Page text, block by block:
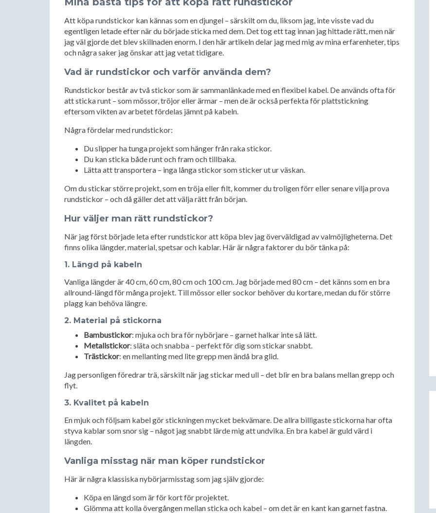
Att köpa rundstickor kan kännas som en djungel – särskilt om du, liksom jag, inte visste vad du
egentligen letade efter när du började sticka med dem. Det tog ett tag innan jag hittade rätt, men när
jag väl gjorde det blev skillnaden enorm. I den här artikeln delar jag med mig av mina erfarenheter, tips
och några saker jag önskar att jag vetat tidigare.
Vad är rundstickor och varför använda dem?
Rundstickor består av två stickor som är sammanlänkade med en flexibel kabel. De används ofta för
att sticka runt – som mössor, tröjor eller ärmar – men de är också perfekta för plattstickning
eftersom vikten av arbetet fördelas jämnt på kabeln.
Några fördelar med rundstickor:
Du slipper ha tunga projekt som hänger från raka stickor.
Du kan sticka både runt och fram och tillbaka.
Lätta att transportera – inga långa stickor som sticker ut ur väskan.
Om du stickar större projekt, som en tröja eller filt, kommer du troligen förr eller senare vilja prova
rundstickor – och då gäller det att välja rätt från början.
Hur väljer man rätt rundstickor?
När jag först började leta efter rundstickor att köpa blev jag överväldigad av valmöjligheterna. Det
finns olika längder, material, spetsar och kablar. Här är några faktorer du bör tänka på:
1. Längd på kabeln
Vanliga längder är 40 cm, 60 cm, 80 cm och 100 cm. Jag började med 80 cm – det känns som en bra
allround-längd för många projekt. Till mössor eller sockor behöver du kortare, medan du för större
plagg kan behöva längre.
2. Material på stickorna
Bambustickor: mjuka och bra för nybörjare – garnet halkar inte så lätt.
Metallstickor: släta och snabba – perfekt för dig som stickar snabbt.
Trästickor: en mellanting med lite grepp men ändå bra glid.
Jag personligen föredrar trä, särskilt när jag stickar med ull – det blir en bra balans mellan grepp och
flyt.
3. Kvalitet på kabeln
En mjuk och följsam kabel gör stickningen mycket bekvämare. De allra billigaste stickorna har ofta
styva kablar som snor sig – något jag snabbt lärde mig att undvika. En bra kabel är guld värd i
längden.
Vanliga misstag när man köper rundstickor
Här är några klassiska nybörjarmisstag som jag själv gjorde:
Köpa en längd som är för kort för projektet.
Glömma att kolla övergången mellan sticka och kabel – om det är en kant kan garnet fastna.